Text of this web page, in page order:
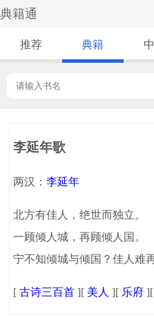
典籍通
推荐 典籍
李延年歌
两汉：李延年
北方有佳人，绝世而独立。
一顾倾人城，再顾倾人国。
宁不知倾城与倾国？佳人难
[古诗三百首 ][ 美人 ][ 乐府